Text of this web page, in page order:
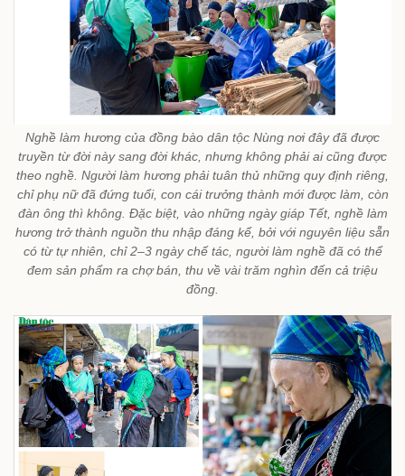
Nghề làm hương của đồng bào dân tộc Nùng nơi đây đã được
truyền từ đời này sang đời khác, nhưng không phải ai cũng được
theo nghề. Người làm hương phải tuân thủ những quy định riêng,
chỉ phụ nữ đã đứng tuổi, con cái trưởng thành mới được làm, còn
đàn ông thì không. Đặc biệt, vào những ngày giáp Tết, nghề làm
hương trở thành nguồn thu nhập đáng kể, bởi với nguyên liệu sẵn
có từ tự nhiên, chỉ 2–3 ngày chế tác, người làm nghề đã có thể
đem sản phẩm ra chợ bán, thu về vài trăm nghìn đến cả triệu
đồng.